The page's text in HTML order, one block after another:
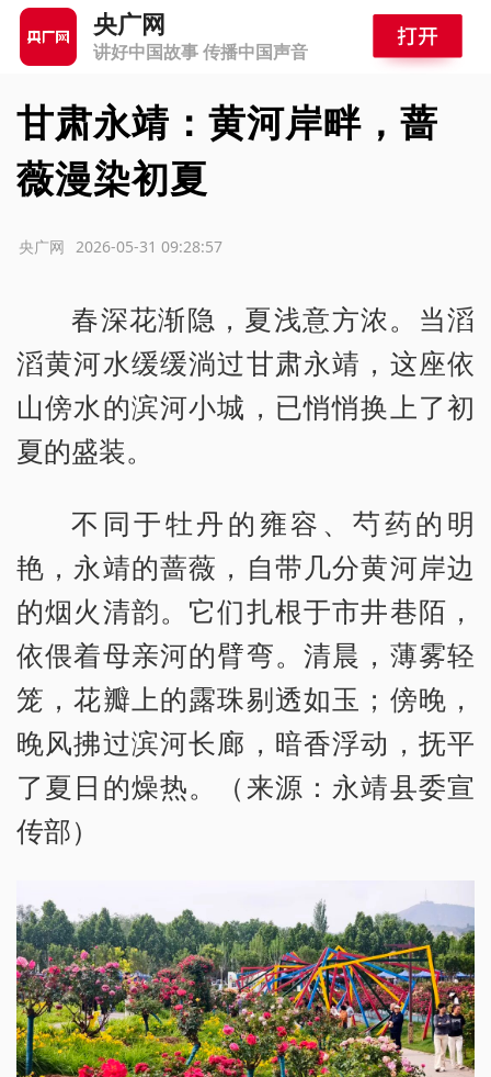
央广网
讲好中国故事 传播中国声音
甘肃永靖：黄河岸畔，蔷
薇漫染初夏
2026-05-31 09:28:57
央广网
春深花渐隐，夏浅意方浓。当滔
滔黄河水缓缓淌过甘肃永靖，这座依
山傍水的滨河小城，已悄悄换上了初
夏的盛装。
不同于牡丹的雍容、芍药的明
艳，永靖的蔷薇，自带几分黄河岸边
的烟火清韵。它们扎根于市井巷陌，
依偎着母亲河的臂弯。清晨，薄雾轻
笼，花瓣上的露珠剔透如玉；傍晚，
晚风拂过滨河长廊，暗香浮动，抚平
了夏日的燥热。（来源：永靖县委宣
传部）